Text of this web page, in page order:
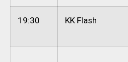
19:30 KK Flash